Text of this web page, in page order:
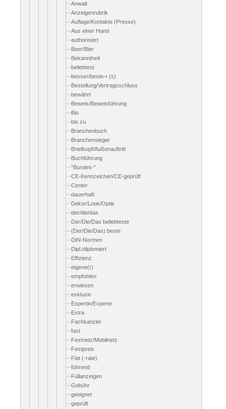
Anwalt
Anzeigenrubrik
Auflage/Kontakte (Presse)
Aus einer Hand
authorisiert
Beer/Bier
Bekanntheit
beliebtest
besser/beste-r (s)
Bestellung/Vertragsschluss
bewährt
Beweis/Beweisführung
Bio
bis zu
Branchenbuch
Branchensieger
Briefkopf/Außenauftritt
Buchführung
"Bundes-"
CE-Kennzeichen/CE-geprüft
Center
dauerhaft
Dekor/Look/Optik
der/die/das
Der/Die/Das beliebteste
(Der/Die/Das) beste
DIN-Normen
Dipl./diplomiert
Effizienz
eigene(r)
empfohlen
erwiesen
exklusiv
Expertin/Experte
Extra
Fachkanzlei
fast
Festnetz/Mobilnetz
Festpreis
Flat (-rate)
führend
Füllanzeigen
Gebühr
geeignet
geprüft